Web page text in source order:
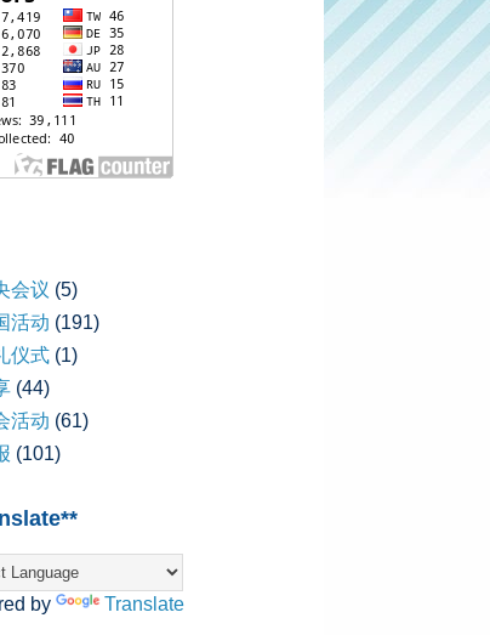
会议 (5)
活动 (191)
仪式 (1)
(44)
活动 (61)
(101)
by Translate